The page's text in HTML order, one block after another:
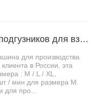
2、Линия по производству подгузников для взрослых Haina помогает клиентам из Центральной Азии увеличить производственные мощности
для производства
в России, эта
: M / L / XL,
/ мин для размера M.
про...